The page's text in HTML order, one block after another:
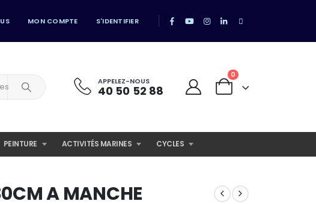
MON COMPTE S'IDENTIFIER
APPELEZ-NOUS
40 50 52 88
0
PEINTURE ACTIVITÉS MARINES CYCLES
A MANCHE